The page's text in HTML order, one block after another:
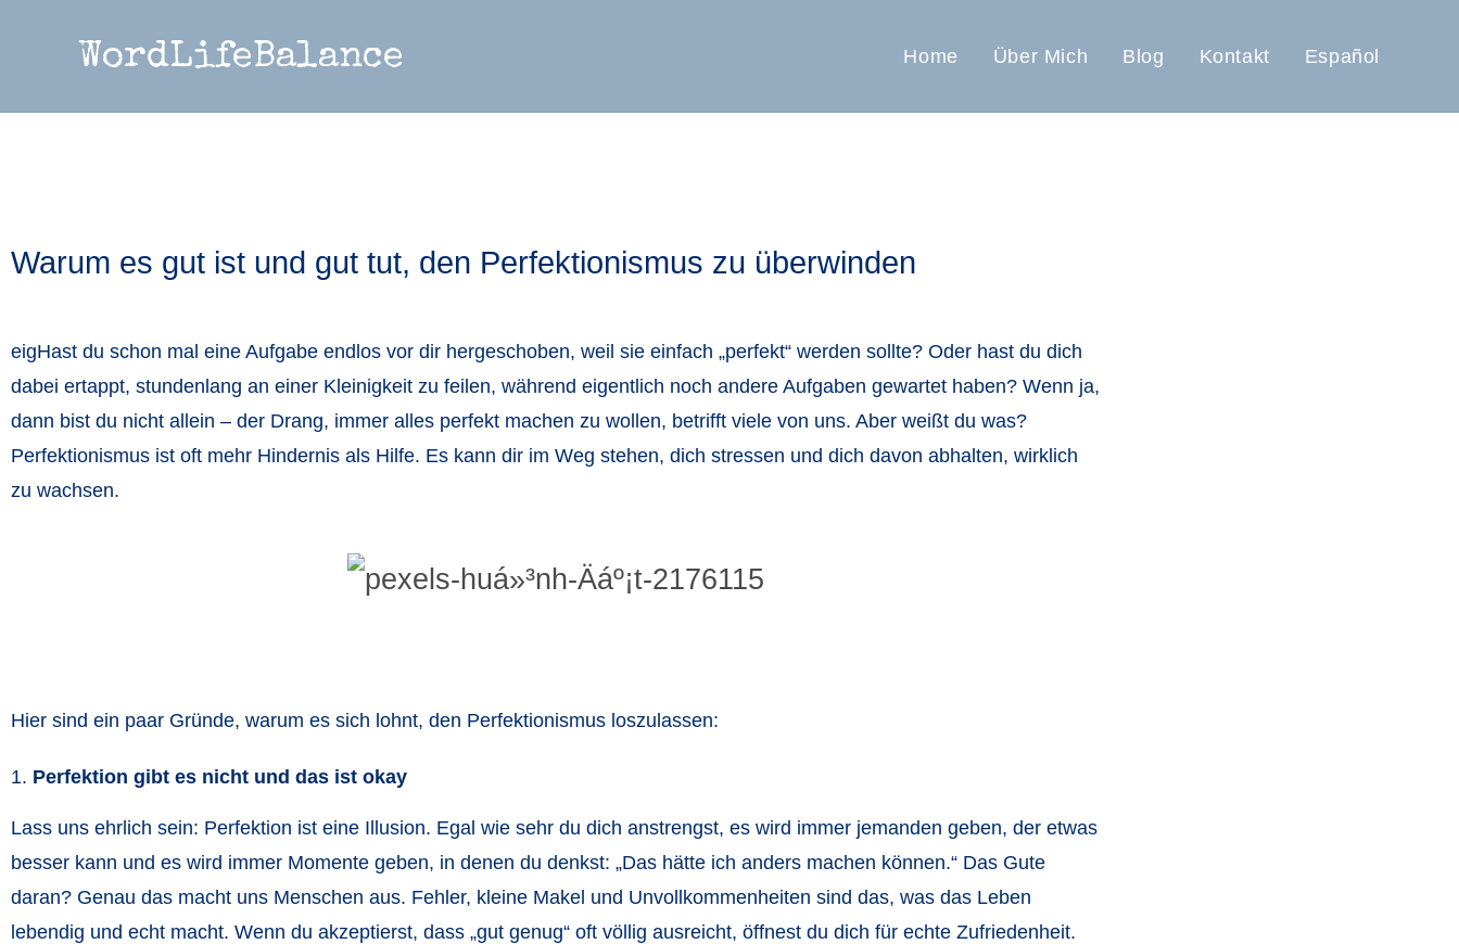
WordLifeBalance Home Über Mich Blog Kontakt Español
Warum es gut ist und gut tut, den Perfektionismus zu überwinden
eigHast du schon mal eine Aufgabe endlos vor dir hergeschoben, weil sie einfach „perfekt“ werden sollte? Oder hast du dich
dabei ertappt, stundenlang an einer Kleinigkeit zu feilen, während eigentlich noch andere Aufgaben gewartet haben? Wenn ja,
dann bist du nicht allein – der Drang, immer alles perfekt machen zu wollen, betrifft viele von uns. Aber weißt du was?
Perfektionismus ist oft mehr Hindernis als Hilfe. Es kann dir im Weg stehen, dich stressen und dich davon abhalten, wirklich
zu wachsen.
Hier sind ein paar Gründe, warum es sich lohnt, den Perfektionismus loszulassen:
Perfektion gibt es nicht und das ist okay
Lass uns ehrlich sein: Perfektion ist eine Illusion. Egal wie sehr du dich anstrengst, es wird immer jemanden geben, der etwas
besser kann und es wird immer Momente geben, in denen du denkst: „Das hätte ich anders machen können.“ Das Gute
daran? Genau das macht uns Menschen aus. Fehler, kleine Makel und Unvollkommenheiten sind das, was das Leben
lebendig und echt macht. Wenn du akzeptierst, dass „gut genug“ oft völlig ausreicht, öffnest du dich für echte Zufriedenheit.